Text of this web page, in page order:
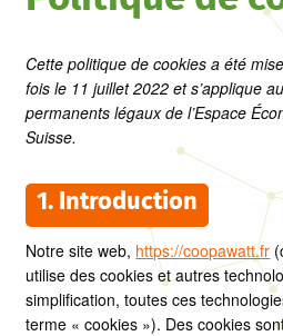
Cette politique de cookies a été
fois le 11 juillet 2022 et s’applique
permanents légaux de l’Espace
Suisse.
1. Introduction
Notre site web, https://coopawatt.fr
utilise des cookies et autres
simplification, toutes ces
terme « cookies »). Des cookies